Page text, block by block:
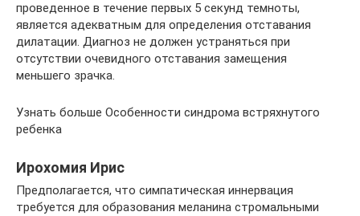
проведенное в течение первых 5 секунд темноты,
является адекватным для определения отставания
дилатации. Диагноз не должен устраняться при
отсутствии очевидного отставания замещения
меньшего зрачка.
Узнать больше Особенности синдрома встряхнутого
ребенка
Ирохомия Ирис
Предполагается, что симпатическая иннервация
требуется для образования меланина стромальными